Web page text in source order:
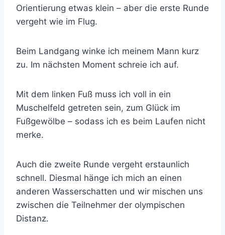
Orientierung etwas klein – aber die erste Runde
vergeht wie im Flug.
Beim Landgang winke ich meinem Mann kurz
zu. Im nächsten Moment schreie ich auf.
Mit dem linken Fuß muss ich voll in ein
Muschelfeld getreten sein, zum Glück im
Fußgewölbe – sodass ich es beim Laufen nicht
merke.
Auch die zweite Runde vergeht erstaunlich
schnell. Diesmal hänge ich mich an einen
anderen Wasserschatten und wir mischen uns
zwischen die Teilnehmer der olympischen
Distanz.